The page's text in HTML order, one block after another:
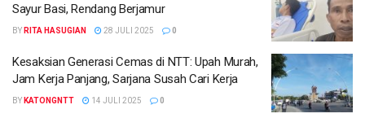
Sayur Basi, Rendang Berjamur
BY RITA HASUGIAN 28 JULI 2025 0
Kesaksian Generasi Cemas di NTT: Upah Murah,
Jam Kerja Panjang, Sarjana Susah Cari Kerja
BY KATONGNTT 14 JULI 2025 0